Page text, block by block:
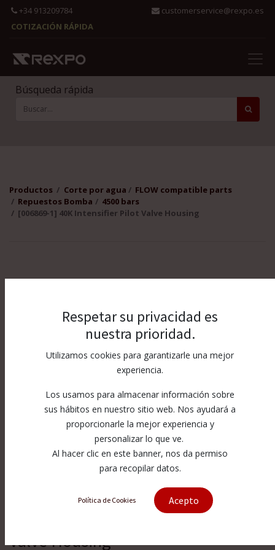
+34 913209784
customerservice@rexpo.es
COTIZACIÓN RÁPIDA
Búsqueda rápida
Productos Corte por agua
FLOW compatible parts
Repuestos Bomba
4500 bars
[006869-1] 40K Intensifier Pilot Valve Housing
[006869-1] 40K Intensifier Pilot
Valve Housing
Respetar su privacidad es
nuestra prioridad.
Utilizamos cookies para garantizarle una mejor
experiencia.
Los usamos para almacenar información sobre
sus hábitos en nuestro sitio web. Nos ayudará a
proporcionarle la mejor experiencia y
personalizar lo que ve.
Al hacer clic en este banner, nos da permiso
para recopilar datos.
Política de Cookies Acepto